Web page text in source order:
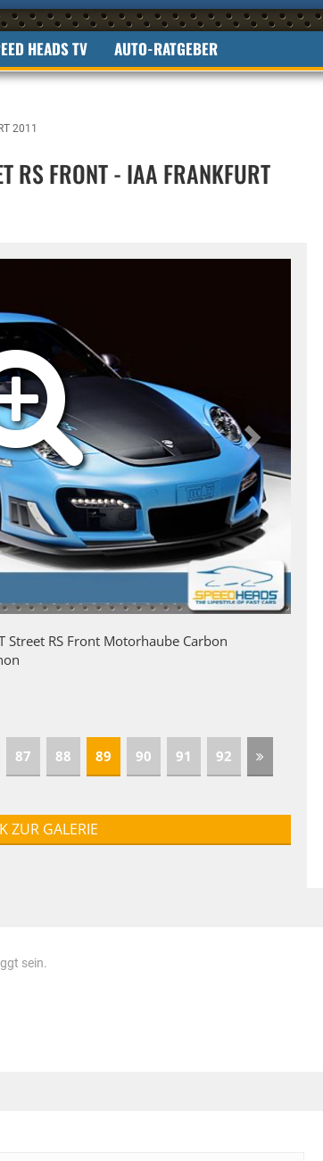
HEADS TV AUTO-RATGEBER
2011
RS FRONT - IAA FRANKFURT
Street RS Front Motorhaube Carbon
87 88 89 90 91 92
ZUR GALERIE
sein.